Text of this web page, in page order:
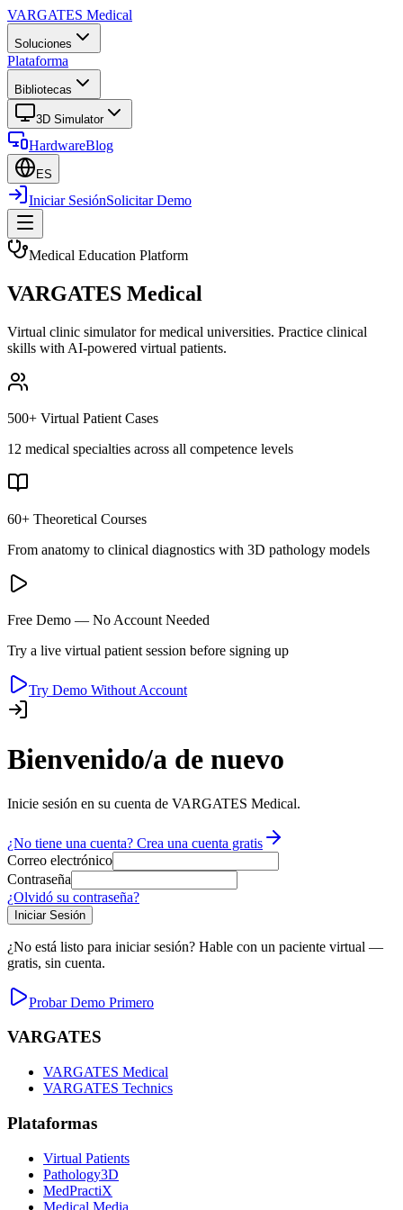
VARGATES Medical
Soluciones
Plataforma
Bibliotecas
3D Simulator
HardwareBlog
ES
Iniciar SesiónSolicitar Demo
Medical Education Platform
VARGATES Medical
Virtual clinic simulator for medical universities. Practice clinical
skills with AI-powered virtual patients.
500+ Virtual Patient Cases
12 medical specialties across all competence levels
60+ Theoretical Courses
From anatomy to clinical diagnostics with 3D pathology models
Free Demo — No Account Needed
Try a live virtual patient session before signing up
Try Demo Without Account
Bienvenido/a de nuevo
Inicie sesión en su cuenta de VARGATES Medical.
¿No tiene una cuenta? Crea una cuenta gratis
Correo electrónico
Contraseña
¿Olvidó su contraseña?
Iniciar Sesión
¿No está listo para iniciar sesión? Hable con un paciente virtual —
gratis, sin cuenta.
Probar Demo Primero
VARGATES
VARGATES Medical
VARGATES Technics
Plataformas
Virtual Patients
Pathology3D
MedPractiX
Medical Media